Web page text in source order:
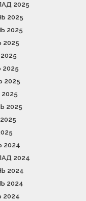
2025
2025
2025
2025
2025
2025
2025
2025
2024
2024
2024
2024
2024